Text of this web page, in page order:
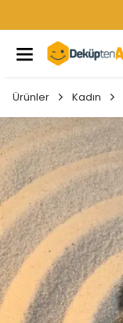
Ürünler Kadın